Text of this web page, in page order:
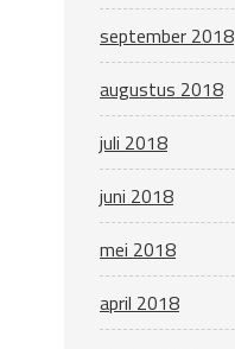
september 2018
augustus 2018
juli 2018
juni 2018
mei 2018
april 2018